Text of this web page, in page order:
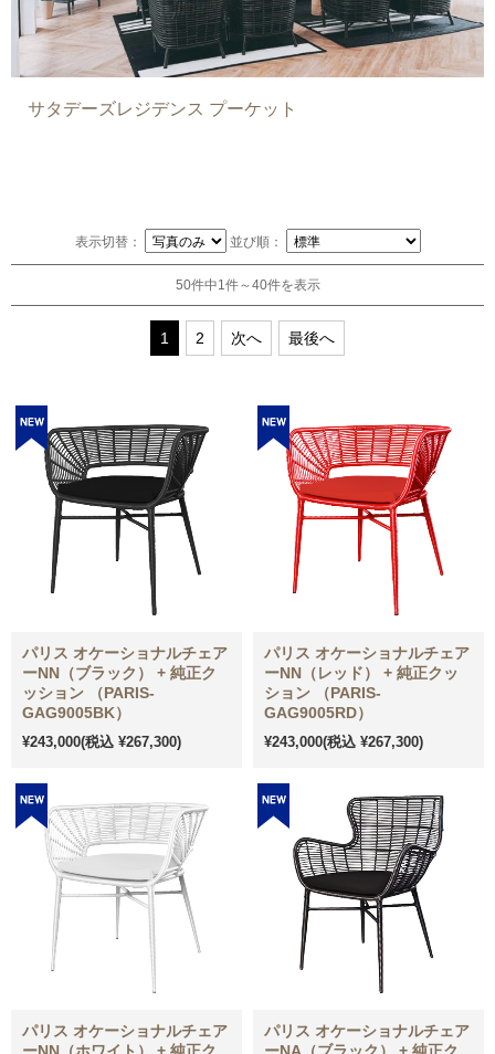
サタデーズレジデンス プーケット
表示切替： 並び順：
50件中1件～40件を表示
1 2 次へ 最後へ
パリス オケーショナルチェア
ーNN（ブラック） + 純正ク
ッション （PARIS-
GAG9005BK）
¥243,000(税込 ¥267,300)
パリス オケーショナルチェア
ーNN（レッド） + 純正クッ
ション （PARIS-
GAG9005RD）
¥243,000(税込 ¥267,300)
パリス オケーショナルチェア
ーNN（ホワイト） + 純正ク
パリス オケーショナルチェア
ーNA（ブラック） + 純正ク